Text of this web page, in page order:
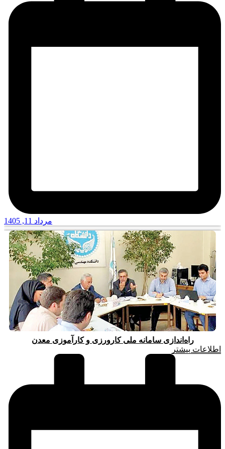
مرداد 11, 1405
راه‌اندازی سامانه ملی کارورزی و کارآموزی معدن
اطلاعات بیشتر